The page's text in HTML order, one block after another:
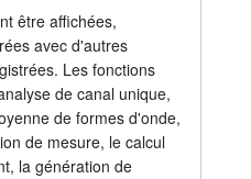
être affichées,
avec d'autres
Les fonctions
de canal unique,
de formes d'onde,
de mesure, le calcul
la génération de